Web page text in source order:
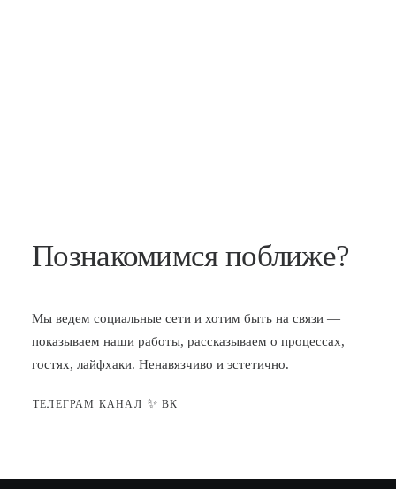
Познакомимся поближе?
Мы ведем социальные сети и хотим быть на связи —
показываем наши работы, рассказываем о процессах,
гостях, лайфхаки. Ненавязчиво и эстетично.
ТЕЛЕГРАМ КАНАЛ ✨ ВК